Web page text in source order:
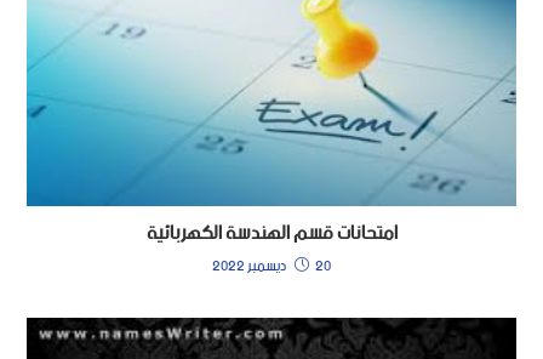
امتحانات قسم الهندسة الكهربائية
20 ديسمبر 2022